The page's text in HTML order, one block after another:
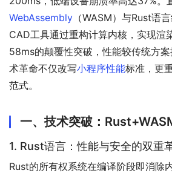
WebAssembly （WASM）与Rust语
CAD工具通过重构计算内核，实现渲
58ms的颠覆性突破，性能较传统方
术革命不仅改写小程序性能标准，更
范式。
一、技术突破：
1. Rust语言：性能与安全的双重
Rust的所有权系统在编译阶段即消除